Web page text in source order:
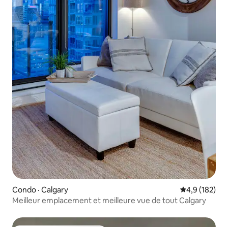
Condo · Calgary Note
4,9 (182)
Meilleur emplacement et meilleure vue de tout Calgary